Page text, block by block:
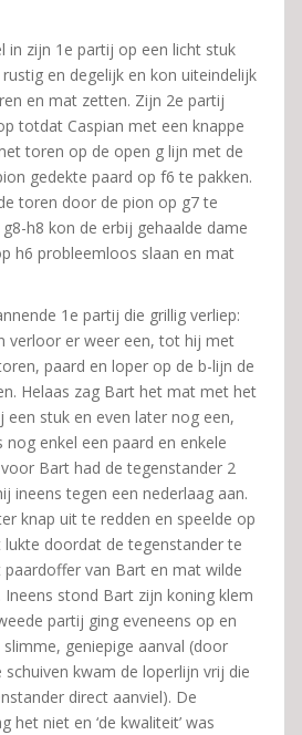
in zijn 1e partij op een licht stuk
en degelijk en kon uiteindelijk
en mat zetten. Zijn 2e partij
totdat Caspian met een knappe
toren op de open g lijn met de
gedekte paard op f6 te pakken.
toren door de pion op g7 te
h8 kon de erbij gehaalde dame
h6 probleemloos slaan en mat
1e partij die grillig verliep:
verloor er weer een, tot hij met
paard en loper op de b-lijn de
Helaas zag Bart het mat met het
een stuk en even later nog een,
nog enkel een paard en enkele
Bart had de tegenstander 2
ineens tegen een nederlaag aan.
knap uit te redden en speelde op
doordat de tegenstander te
van Bart en mat wilde
stond Bart zijn koning klem
partij ging eveneens op en
geniepige aanval (door
kwam de loperlijn vrij die
direct aanviel). De
het niet en ‘de kwaliteit’ was